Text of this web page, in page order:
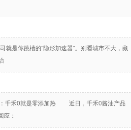
是你跳槽的"隐形加速器"。别看城市不大，藏
千禾0就是零添加热 近日，千禾0酱油产品
应：